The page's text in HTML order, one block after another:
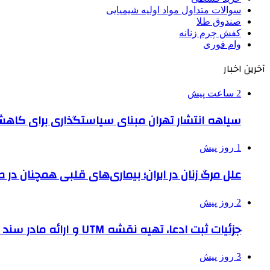
سوالات متداول مواد اولیه شیمیایی
صندوق طلا
کفش چرم زنانه
وام فوری
آخرین اخبار
2 ساعت پیش
سیاهه انتشار تهران مبنای سیاستگذاری برای
1 روز پیش
علل مرگ زنان در ایران؛ بیماری‌های قلبی همچنان در
2 روز پیش
جزئیات ثبت ادعا، تهیه نقشه UTM و ارائه مادر سند اعلام شد
3 روز پیش